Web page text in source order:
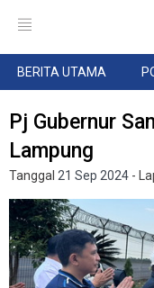
BERITA UTAMA
Pj Gubernur
Lampung
Tanggal 21 Sep 2024 -